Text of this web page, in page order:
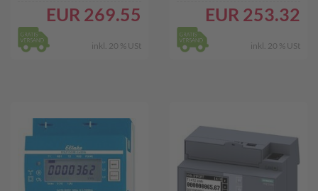
EUR 269.55
inkl. 20 % USt
EUR 253.32
inkl. 20 % USt